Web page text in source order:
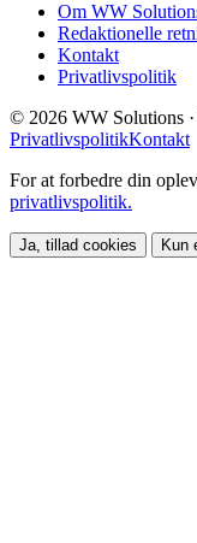
Om WW
Redaktionelle
Kontakt
Privatlivspolitik
© 2026 WW Solutions
PrivatlivspolitikKontakt
For at forbedre din
privatlivspolitik.
Ja, tillad cookies Kun